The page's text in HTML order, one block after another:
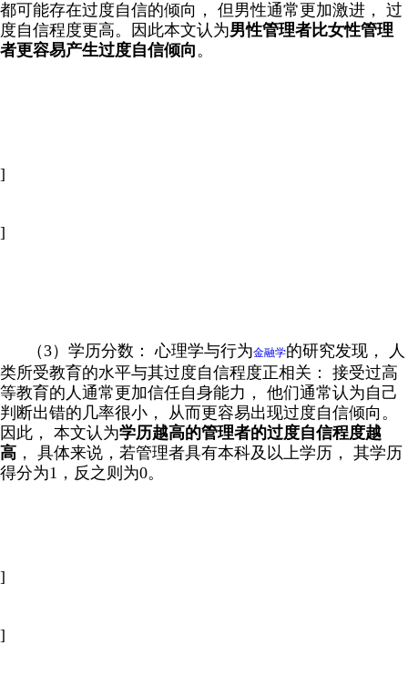
都可能存在过度自信的倾向， 但男性通常更加激进， 过
度自信程度更高。因此本文认为男性管理者比女性管理
者更容易产生过度自信倾向。
]
]
（3）学历分数： 心理学与行为金融学的研究发现， 人
类所受教育的水平与其过度自信程度正相关： 接受过高
等教育的人通常更加信任自身能力， 他们通常认为自己
判断出错的几率很小， 从而更容易出现过度自信倾向。
因此， 本文认为学历越高的管理者的过度自信程度越
高 ， 具体来说，若管理者具有本科及以上学历， 其学历
得分为1，反之则为0。
]
]